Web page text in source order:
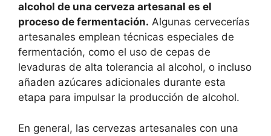
alcohol de una cerveza artesanal es el
proceso de fermentación. Algunas cervecerías
artesanales emplean técnicas especiales de
fermentación, como el uso de cepas de
levaduras de alta tolerancia al alcohol, o incluso
añaden azúcares adicionales durante esta
etapa para impulsar la producción de alcohol.
En general, las cervezas artesanales con una